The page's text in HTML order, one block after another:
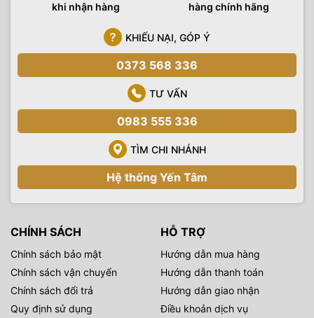
khi nhận hàng
hàng chính hãng
KHIẾU NẠI, GÓP Ý
0373 568 336
TƯ VẤN
0983 555 336
TÌM CHI NHÁNH
Hệ thống Yến Tâm
CHÍNH SÁCH
Chính sách bảo mật
Chính sách vận chuyển
Chính sách đổi trả
Quy định sử dụng
HỖ TRỢ
Hướng dẫn mua hàng
Hướng dẫn thanh toán
Hướng dẫn giao nhận
Điều khoản dịch vụ